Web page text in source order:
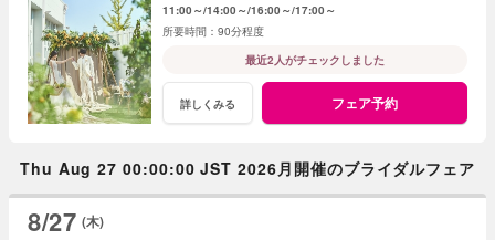
11:00～ 14:00～ 16:00～ 17:00～
90分程度
最近2人がチェックしました
詳しくみる フェア予約
Thu Aug 27 00:00:00 JST 2026月開催のブライダルフェア
8/27 (木)